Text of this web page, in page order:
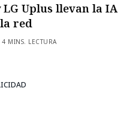
LG Uplus llevan la IA
red
4 MINS. LECTURA